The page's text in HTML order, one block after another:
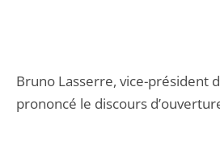
Bruno Lasserre, vice-président
prononcé le discours